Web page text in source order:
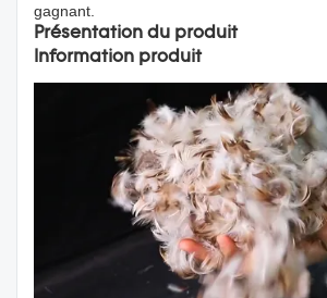
gagnant.
Présentation du produit
Information produit